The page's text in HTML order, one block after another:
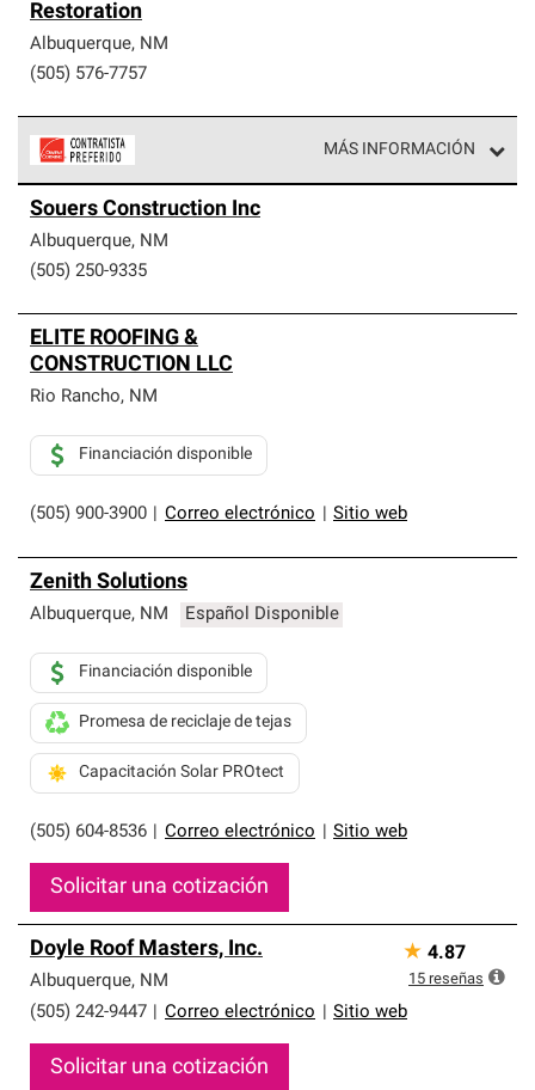
Restoration
Albuquerque, NM
(505) 576-7757
MÁS INFORMACIÓN
parte de una red exclusiva de profesionales de techos
que cumplen con altos estándares y requisitos estrictos
de profesionalismo y confiabilidad.
Souers Construction Inc
Albuquerque, NM
(505) 250-9335
ELITE ROOFING &
CONSTRUCTION LLC
Rio Rancho, NM
(505) 900-3900 Correo electrónico Sitio web
Financiación disponible
Zenith Solutions
Albuquerque, NM Español Disponible
(505) 604-8536 Correo electrónico Sitio web
Financiación disponible
Promesa de reciclaje de tejas
Capacitación Solar PROtect
Solicitar una cotización
Doyle Roof Masters, Inc.
Albuquerque, NM
(505) 242-9447
Correo electrónico Sitio web
Solicitar una cotización
★ 4.87
15 reseñas